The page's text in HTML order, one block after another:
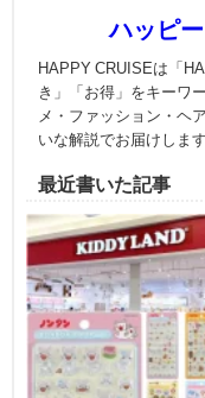
ハッピ
HAPPY CRUISEは「
き」「お得」をキーワ
メ・ファッション・ヘ
いな解説でお届けします
最近書いた記事